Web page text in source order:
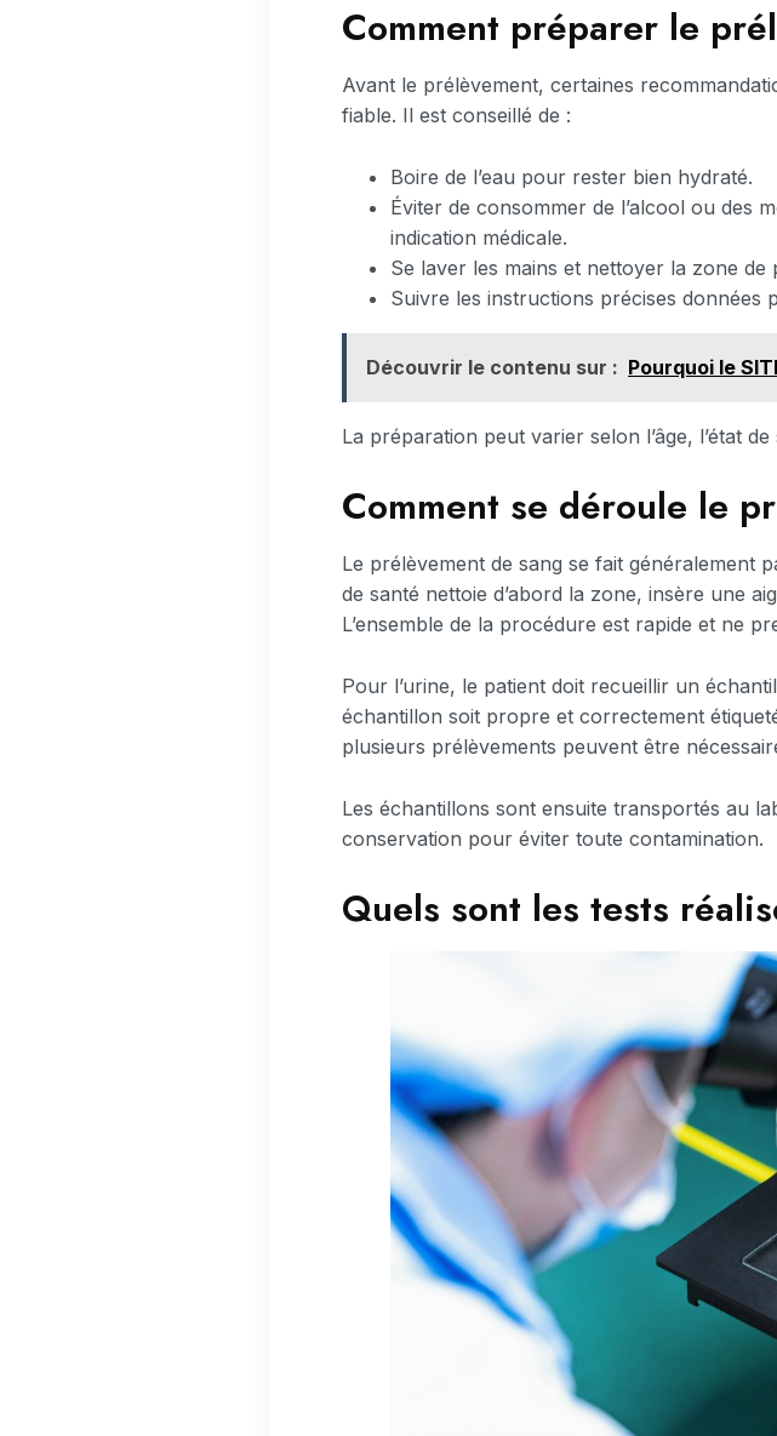
Comment préparer le
Avant le prélèvement, certaines
fiable. Il est conseillé de :
Boire de l’eau pour rester bien hydraté.
Éviter de consommer de l’alcool ou des
indication médicale.
Se laver les mains et nettoyer la zone de
Suivre les instructions précises données
Découvrir le contenu sur : Pourquoi le
La préparation peut varier selon l’âge, l’état
Comment se déroule le
Le prélèvement de sang se fait généralement
de santé nettoie d’abord la zone, insère une
L’ensemble de la procédure est rapide et ne
Pour l’urine, le patient doit recueillir un
échantillon soit propre et correctement
plusieurs prélèvements peuvent être
Les échantillons sont ensuite transportés au
conservation pour éviter toute contamination.
Quels sont les tests